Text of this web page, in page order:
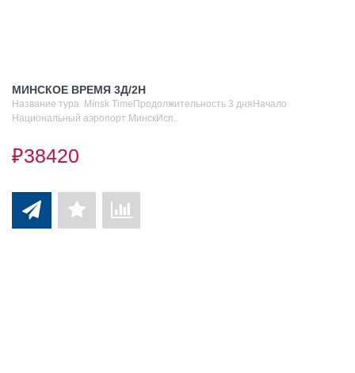
МИНСКОЕ ВРЕМЯ 3Д/2Н
Название тура Minsk TimeПродолжительность 3 дняНачало
Национальный аэропорт МинскИсп..
₽38420